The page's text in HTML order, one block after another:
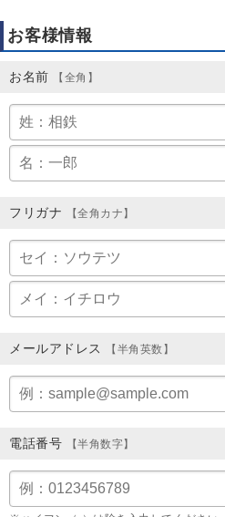
お客様情報
お名前 【全角】
フリガナ 【全角カナ】
メールアドレス 【半角英数】
電話番号 【半角数字】